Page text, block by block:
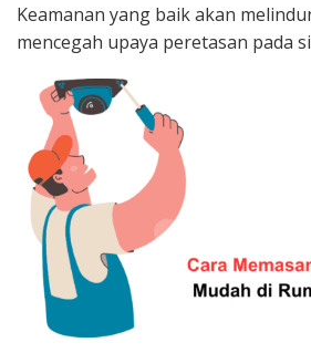
Keamanan yang baik akan
mencegah upaya peretasan pada